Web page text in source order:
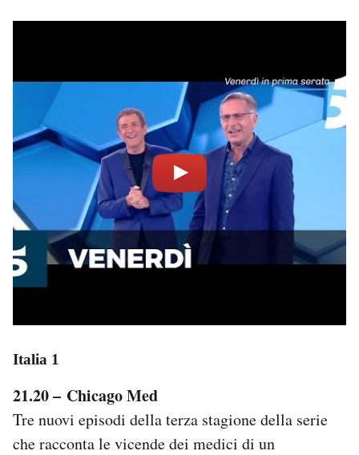
Italia 1
21.20 – Chicago Med
Tre nuovi episodi della terza stagione della serie
che racconta le vicende dei medici di un